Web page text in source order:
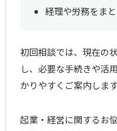
経理や労務をま
初回相談では、現在の
し、必要な手続きや活
かりやすくご案内します
起業・経営に関するお